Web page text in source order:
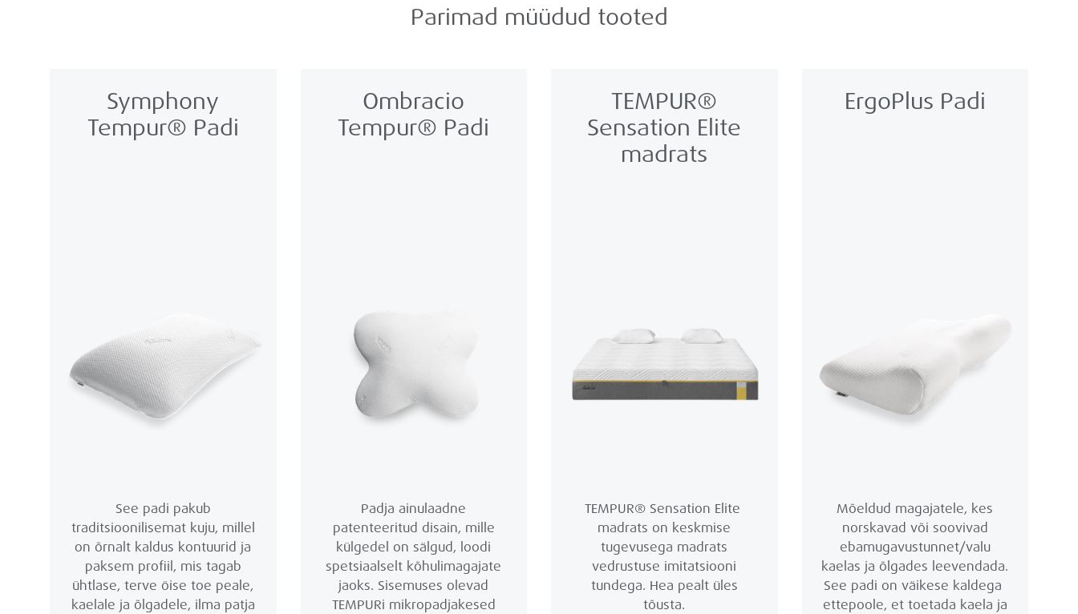
Parimad müüdud tooted
Symphony
Tempur® Padi
See padi pakub
traditsioonilisemat kuju, millel
on õrnalt kaldus kontuurid ja
paksem profiil, mis tagab
ühtlase, terve öise toe peale,
kaelale ja õlgadele, ilma patja
Ombracio
Tempur® Padi
Padja ainulaadne
patenteeritud disain, mille
külgedel on sälgud, loodi
spetsiaalselt kõhulimagajate
jaoks. Sisemuses olevad
TEMPURi mikropadjakesed
TEMPUR®
Sensation Elite
madrats
TEMPUR® Sensation Elite
madrats on keskmise
tugevusega madrats
vedrustuse imitatsiooni
tundega. Hea pealt üles
tõusta.
ErgoPlus Padi
Mõeldud magajatele, kes
norskavad või soovivad
ebamugavustunnet/valu
kaelas ja õlgades leevendada.
See padi on väikese kaldega
ettepoole, et toetada kaela ja